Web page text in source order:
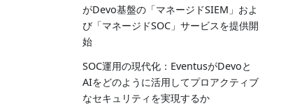
がDevo基盤の「マネージドSIEM」およ
び「マネージドSOC」サービスを提供開
始
SOC運用の現代化：EventusがDevoと
AIをどのように活用してプロアクティブ
なセキュリティを実現するか